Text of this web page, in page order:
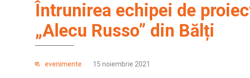
Întrunirea echipei de
„Alecu Russo” din Bălți
evenimente 15 noiembrie 2021